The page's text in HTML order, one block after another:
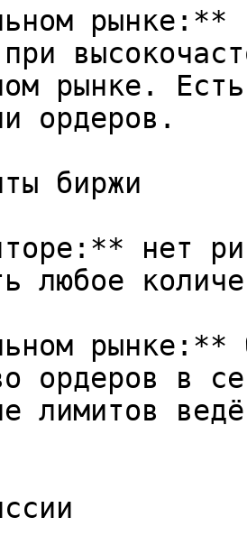
рынке:**
рынке.
ордеров.
биржи
нет
любое
рынке:**
ордеров в
лимитов